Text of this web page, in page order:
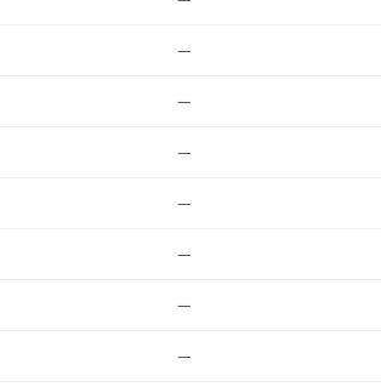
—
—
—
—
—
—
—